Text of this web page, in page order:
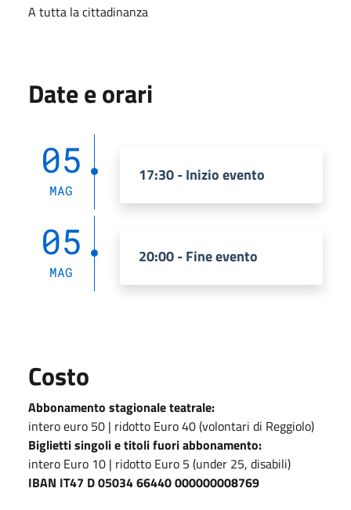
A tutta la cittadinanza
Date e orari
05
MAG
17:30 - Inizio evento
05
MAG
20:00 - Fine evento
Costo
Abbonamento stagionale teatrale:
intero euro 50 | ridotto Euro 40 (volontari di Reggiolo)
Biglietti singoli e titoli fuori abbonamento:
intero Euro 10 | ridotto Euro 5 (under 25, disabili)
IBAN IT47 D 05034 66440 000000008769